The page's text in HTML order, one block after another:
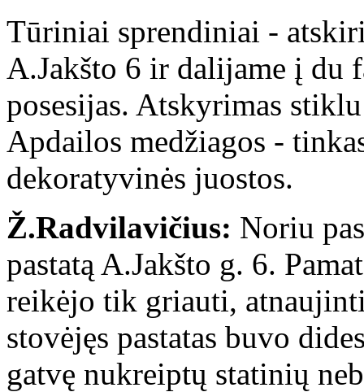
Tūriniai sprendiniai -
A.Jakšto 6 ir dalijame į du
posesijas. Atskyrimas
Apdailos medžiagos -
dekoratyvinės juostos.
Ž.Radvilavičius: Noriu
pastatą A.Jakšto g. 6.
reikėjo tik griauti,
stovėjęs pastatas buvo
gatvę nukreiptų statinių